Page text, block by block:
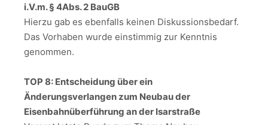
i.V.m. § 4Abs. 2 BauGB
Hierzu gab es ebenfalls keinen Diskussionsbedarf.
Das Vorhaben wurde einstimmig zur Kenntnis
genommen.
TOP 8: Entscheidung über ein
Änderungsverlangen zum Neubau der
Eisenbahnüberführung an der Isarstraße